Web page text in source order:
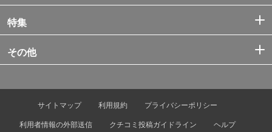
特集
その他
サイトマップ 利用規約
プライバシーポリシー
利用者情報の外部送信
クチコミ投稿ガイドライン
ヘルプ